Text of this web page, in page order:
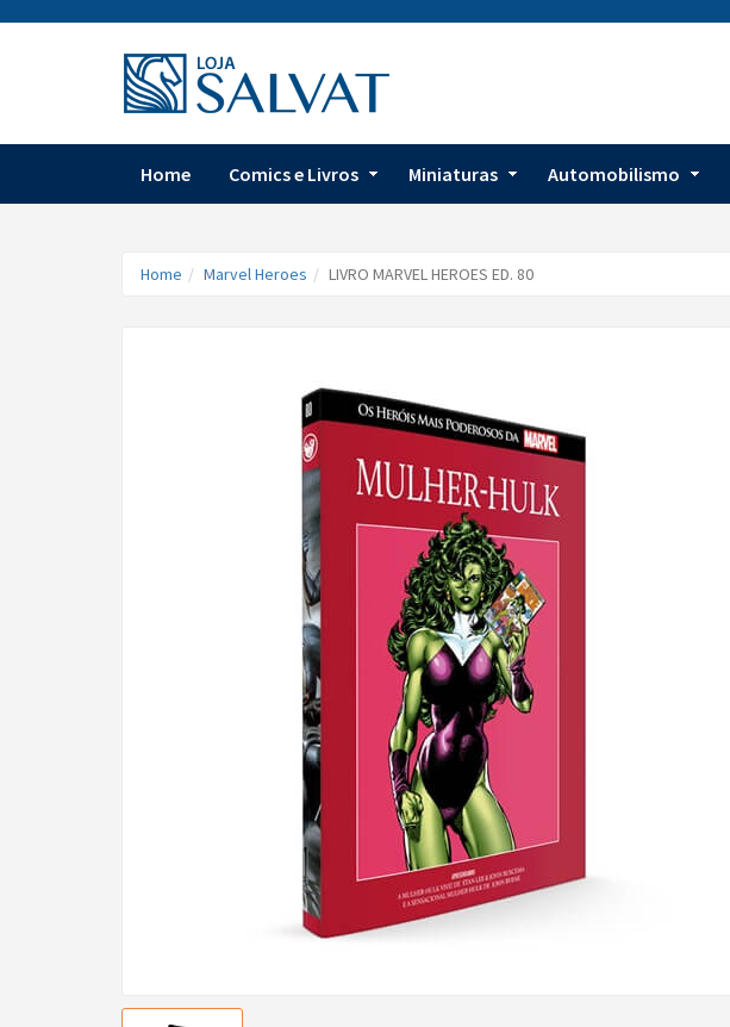
Home Comics e Livros Miniaturas Automobilismo
Home Marvel Heroes LIVRO MARVEL HEROES ED. 80